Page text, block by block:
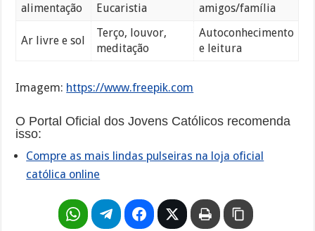
alimentação
Eucaristia
amigos/família
Ar livre e sol
Terço, louvor,
meditação
Autoconhecimento
e leitura
Imagem: https://www.freepik.com
O Portal Oficial dos Jovens Católicos recomenda
isso:
Compre as mais lindas pulseiras na loja oficial
católica online